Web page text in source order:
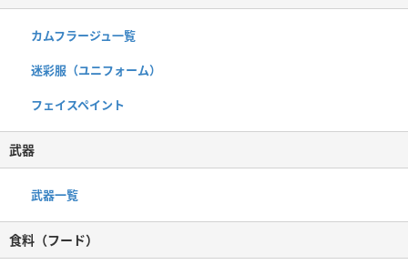
カムフラージュ一覧
迷彩服（ユニフォーム）
フェイスペイント
武器
武器一覧
食料（フード）